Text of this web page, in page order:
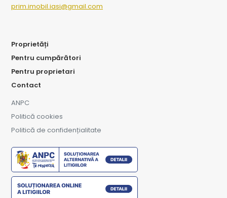
prim.imobil.iasi@gmail.com
Proprietăți
Pentru cumpărători
Pentru proprietari
Contact
ANPC
Politică cookies
Politică de confidențialitate